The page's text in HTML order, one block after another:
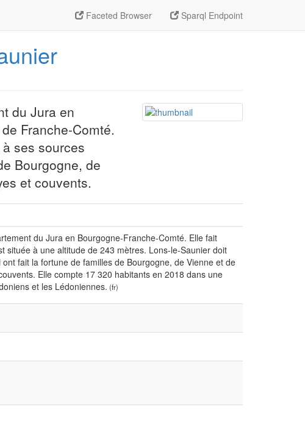
Faceted Browser Sparql Endpoint
du Jura en
Franche-Comté.
ses sources
Bourgogne, de
et couvents.
du Jura en Bourgogne-Franche-Comté. Elle fait
située à une altitude de 243 mètres. Lons-le-Saunier doit
fait la fortune de familles de Bourgogne, de Vienne et de
Elle compte 17 320 habitants en 2018 dans une
et les Lédoniennes. (fr)